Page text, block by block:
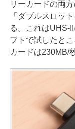
リーカードの両
「ダブルスロッ
る。これはUHS-
フトで試したと
カードは230MB/